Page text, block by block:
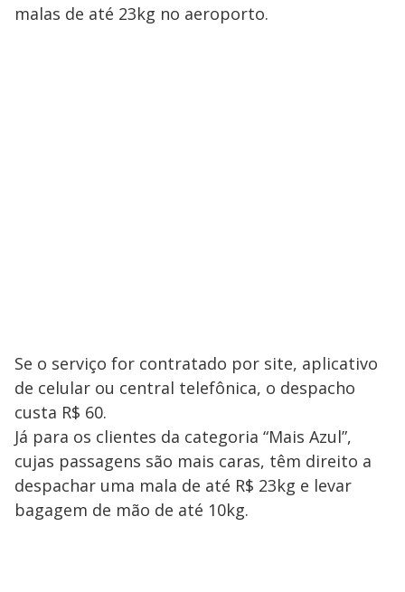
malas de até 23kg no aeroporto.
Se o serviço for contratado por site, aplicativo
de celular ou central telefônica, o despacho
custa R$ 60.
Já para os clientes da categoria “Mais Azul”,
cujas passagens são mais caras, têm direito a
despachar uma mala de até R$ 23kg e levar
bagagem de mão de até 10kg.